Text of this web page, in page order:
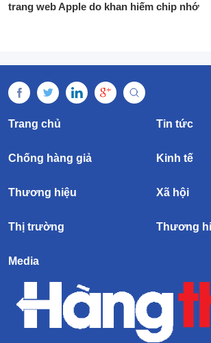
trang web Apple do khan hiếm chip nhớ
Trang chủ Tin tức
Chống hàng giả Kinh tế
Thương hiệu Xã hội
Thị trường Thương
Media